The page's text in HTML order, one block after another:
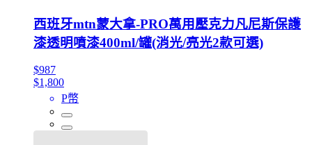
西班牙mtn蒙大拿-PRO萬用壓克力凡尼斯保護
漆透明噴漆400ml/罐(消光/亮光2款可選)
$987
$1,800
P幣